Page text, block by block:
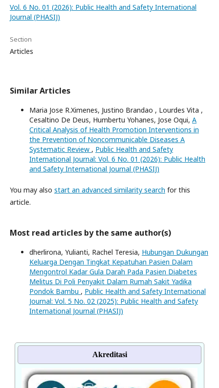
Vol. 6 No. 01 (2026): Public Health and Safety International
Journal (PHASIJ)
Section
Articles
Similar Articles
Maria Jose R.Ximenes, Justino Brandao , Lourdes Vita ,
Cesaltino De Deus, Humbertu Yohanes, Jose Oqui, A
Critical Analysis of Health Promotion Interventions in
the Prevention of Noncommunicable Diseases A
Systematic Review , Public Health and Safety
International Journal: Vol. 6 No. 01 (2026): Public Health
and Safety International Journal (PHASIJ)
You may also start an advanced similarity search for this
article.
Most read articles by the same author(s)
dherlirona, Yulianti, Rachel Teresia, Hubungan Dukungan
Keluarga Dengan Tingkat Kepatuhan Pasien Dalam
Mengontrol Kadar Gula Darah Pada Pasien Diabetes
Melitus Di Poli Penyakit Dalam Rumah Sakit Yadika
Pondok Bambu , Public Health and Safety International
Journal: Vol. 5 No. 02 (2025): Public Health and Safety
International Journal (PHASIJ)
Akreditasi